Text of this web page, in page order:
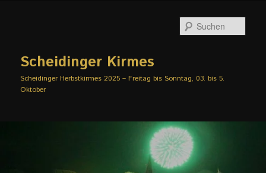
springenScheidinger Kirmes
Scheidinger Herbstkirmes 2025 – Freitag bis Sonntag, 03. bis 5.
Oktober